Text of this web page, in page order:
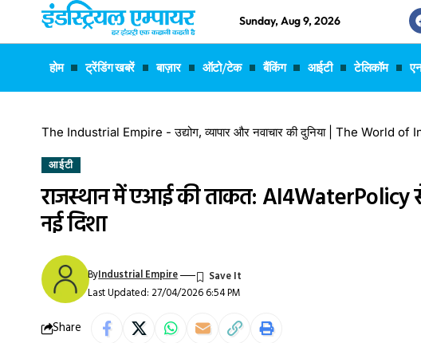
Sunday, Aug 9, 2026
होम ट्रेंडिंग खबरें बाज़ार ऑटो/टेक बैंकिंग आईटी टेलिकॉम
The Industrial Empire - उद्योग, व्यापार और नवाचार की दुनिया | The World
आईटी
राजस्थान में एआई की ताकत: AI4WaterPolicy
नई दिशा
Last Updated: 27/04/2026 6:54 PM
ByIndustrial Empire
Share